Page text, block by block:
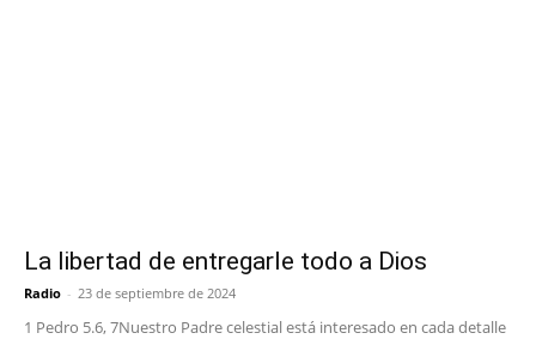
La libertad de entregarle todo a Dios
Radio - 23 de septiembre de 2024
1 Pedro 5.6, 7Nuestro Padre celestial está interesado en cada detalle